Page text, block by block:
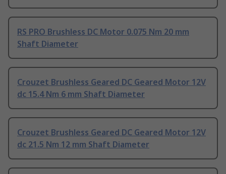
RS PRO Brushless DC Motor 0.075 Nm 20 mm
Shaft Diameter
Crouzet Brushless Geared DC Geared Motor 12V
dc 15.4 Nm 6 mm Shaft Diameter
Crouzet Brushless Geared DC Geared Motor 12V
dc 21.5 Nm 12 mm Shaft Diameter